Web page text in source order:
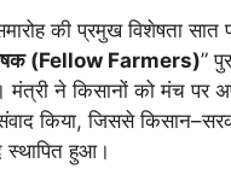
की प्रमुख विशेषता सात
(Fellow Farmers)”
मंत्री ने किसानों को मंच पर
किया, जिससे
स्थापित हुआ।